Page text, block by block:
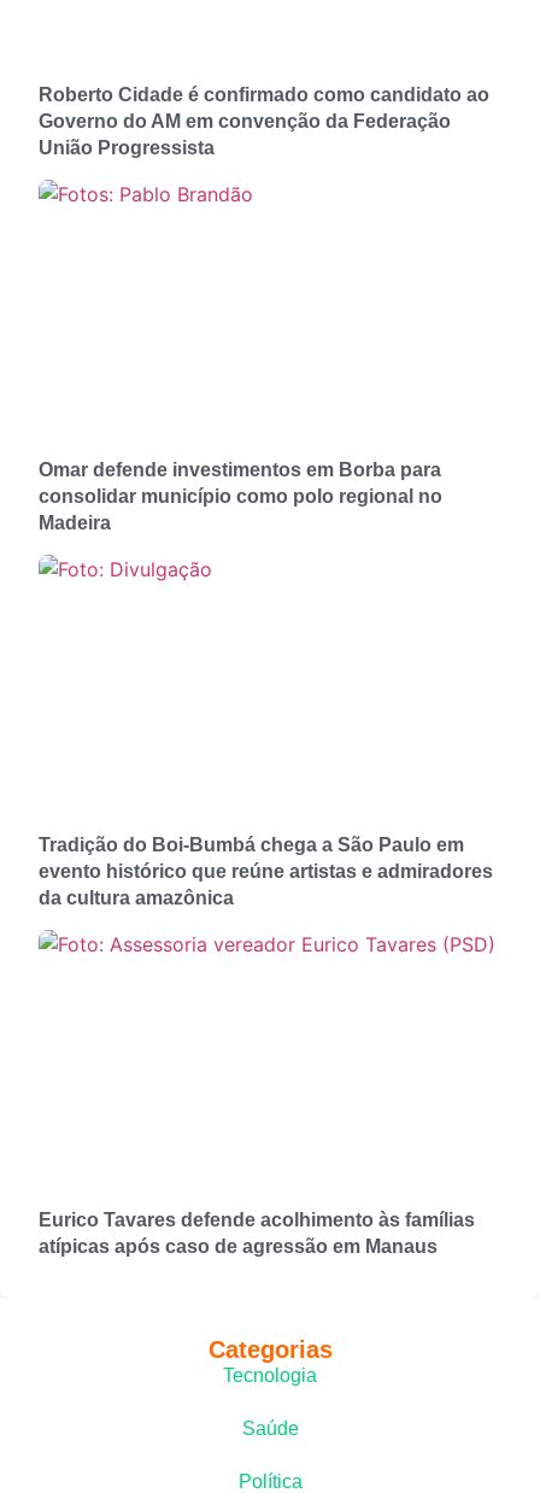
Roberto Cidade é confirmado como candidato ao
Governo do AM em convenção da Federação
União Progressista
Omar defende investimentos em Borba para
consolidar município como polo regional no
Madeira
Tradição do Boi-Bumbá chega a São Paulo em
evento histórico que reúne artistas e admiradores
da cultura amazônica
Eurico Tavares defende acolhimento às famílias
atípicas após caso de agressão em Manaus
Categorias
Tecnologia
Saúde
Política